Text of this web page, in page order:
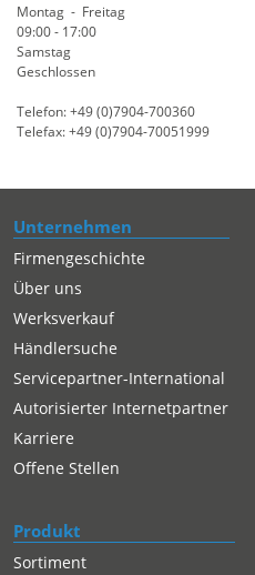
Montag - Freitag
09:00 - 17:00
Samstag
Geschlossen
Telefon: +49 (0)7904-700360
Telefax: +49 (0)7904-70051999
Unternehmen
Firmengeschichte
Über uns
Werksverkauf
Händlersuche
Servicepartner-International
Autorisierter Internetpartner
Karriere
Offene Stellen
Produkt
Sortiment